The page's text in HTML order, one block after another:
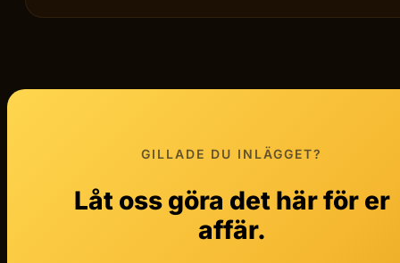
GILLADE DU INLÄGGET?
Låt oss göra det här för er
affär.